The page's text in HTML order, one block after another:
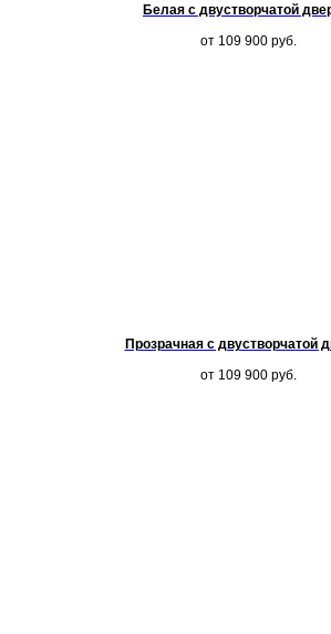
Белая с двустворчатой
от 109 900 руб.
Прозрачная с двустворчатой
от 109 900 руб.